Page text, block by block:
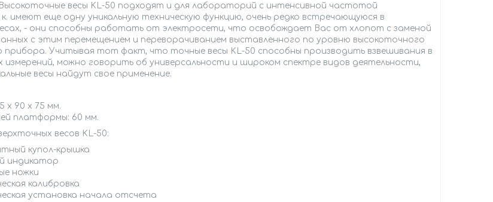
весы KL-50 подходят и для лабораторий с интенсивной частотой
имеют еще одну уникальную техническую функцию, очень редко встречающуюся в
- они способны работать от электросети, что освобождает Вас от хлопот с заменой
с этим перемещением и переворачиванием выставленного по уровню высокоточного
прибора. Учитывая тот факт, что точные весы KL-50 способны производить взвешивания в
измерений, можно говорить об универсальности и широком спектре видов деятельности,
весы найдут свое применение.
х 90 x 75 мм.
платформы: 60 мм.
весов KL-50:
купол-крышка
индикатор
ножки
калибровка
установка начала отсчета